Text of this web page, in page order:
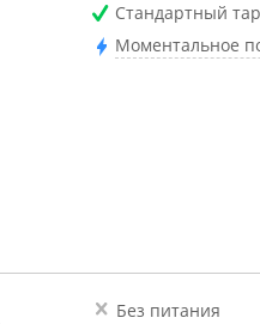
Стандартный
Моментальное
Без питания